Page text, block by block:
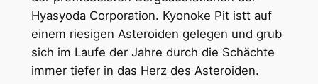
Hyasyoda Corporation. Kyonoke Pit istt auf
einem riesigen Asteroiden gelegen und grub
sich im Laufe der Jahre durch die Schächte
immer tiefer in das Herz des Asteroiden.